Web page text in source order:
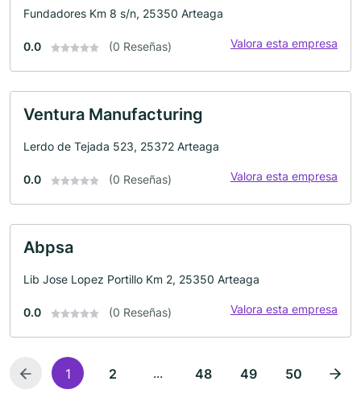
Fundadores Km 8 s/n, 25350 Arteaga
0.0 (0 Reseñas) Valora esta empresa
Ventura Manufacturing
Lerdo de Tejada 523, 25372 Arteaga
0.0 (0 Reseñas) Valora esta empresa
Abpsa
Lib Jose Lopez Portillo Km 2, 25350 Arteaga
0.0 (0 Reseñas) Valora esta empresa
1 2 ... 48 49 50